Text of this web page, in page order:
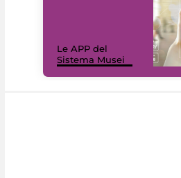
Le APP del
Sistema Musei